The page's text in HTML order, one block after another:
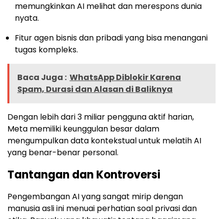
memungkinkan AI melihat dan merespons dunia
nyata.
Fitur agen bisnis dan pribadi yang bisa menangani
tugas kompleks.
Baca Juga : WhatsApp Diblokir Karena
Spam, Durasi dan Alasan di Baliknya
Dengan lebih dari 3 miliar pengguna aktif harian,
Meta memiliki keunggulan besar dalam
mengumpulkan data kontekstual untuk melatih AI
yang benar-benar personal.
Tantangan dan Kontroversi
Pengembangan AI yang sangat mirip dengan
manusia asli ini menuai perhatian soal privasi dan